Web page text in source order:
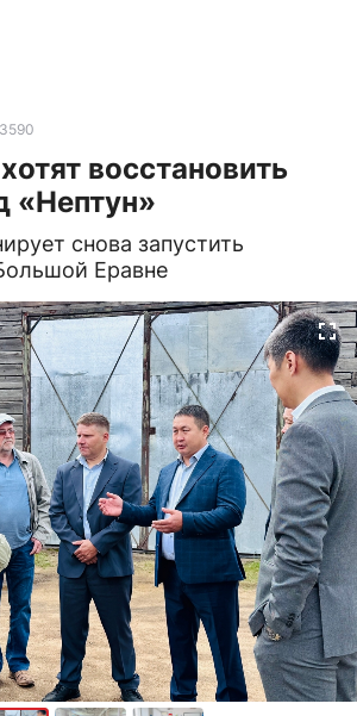
восстановить
«Нептун»
снова запустить
Еравне